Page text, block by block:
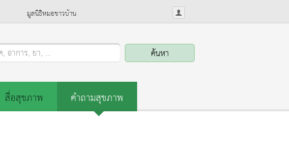
มูลนิธิหมอชาวบ้าน
อาการ, ยา, ...
สื่อสุขภาพ
คำถามสุขภาพ